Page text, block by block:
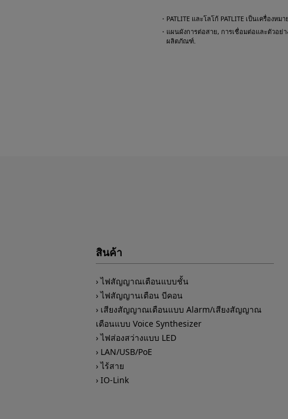
・PATLITE และโลโก้ PATLITE เป็นเครื่อง
・แผนผังการต่อสาย, การเชื่อมต่อและตัวอ
ผลิตภัณฑ์.
สินค้า
ไฟสัญญาณเตือนแบบชั้น
ไฟสัญญานเตือน บีคอน
เสียงสัญญาณเตือนแบบ Alarm/เสียงสัญญาณ
เตือนแบบ Voice Synthesizer
ไฟส่องสว่างแบบ LED
LAN/USB/PoE
ไร้สาย
IO-Link